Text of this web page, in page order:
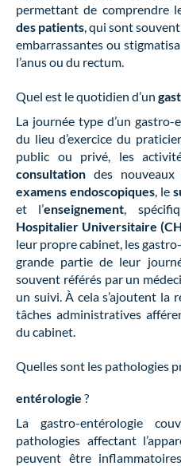
permettant de comprendre
des patients , qui sont
embarrassantes ou
l’anus ou du rectum.
Quel est le quotidien d’un
La journée type d’un
du lieu d’exercice du
public ou privé, les
consultation des
examens endoscopiques , le
et l’enseignement ,
Hospitalier Universitaire
leur propre cabinet, les
grande partie de leur
souvent référés par un
un suivi. À cela s’ajoutent la
tâches administratives
du cabinet.
Quelles sont les pathologies
entérologie ?
La gastro-entérologie
pathologies affectant
peuvent être